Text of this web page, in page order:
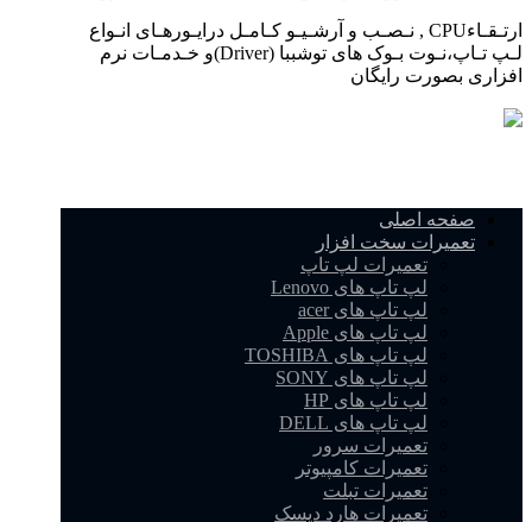
ارتـقـاءCPU , نـصـب و آرشـیـو کـامـل درایـورهـای انـواع
لـپ تـاپ،نـوت بـوک های توشببا (Driver)و خـدمـات نرم
افزاری بصورت رایگان
صفحه اصلی
تعمیرات سخت افزار
تعمیرات لپ تاپ
لپ تاپ های Lenovo
لپ تاپ های acer
لپ تاپ های Apple
لپ تاپ های TOSHIBA
لپ تاپ های SONY
لپ تاپ های HP
لپ تاپ های DELL
تعمیرات سرور
تعمیرات کامپیوتر
تعمیرات تبلت
تعمیرات هارد دیسک